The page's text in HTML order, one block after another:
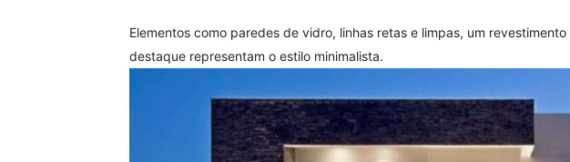
Elementos como paredes de vidro, linhas retas e limpas, um
destaque representam o estilo minimalista.